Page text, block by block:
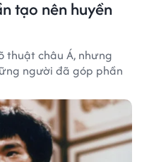
tạo nên huyền
thuật châu Á, nhưng
người đã góp phần